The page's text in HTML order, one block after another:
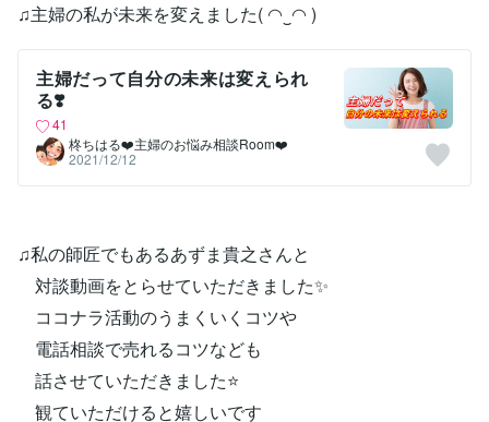
♫主婦の私が未来を変えました( ◠‿◠ )
主婦だって自分の未来は変えられ
る❣️
41
柊ちはる❤️主婦のお悩み相談Room❤️
2021/12/12
♫私の師匠でもあるあずま貴之さんと
対談動画をとらせていただきました✨
ココナラ活動のうまくいくコツや
電話相談で売れるコツなども
話させていただきました⭐️
観ていただけると嬉しいです